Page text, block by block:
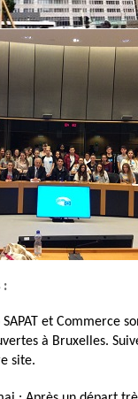
:
SAPAT et Commerce
à Bruxelles.
site.